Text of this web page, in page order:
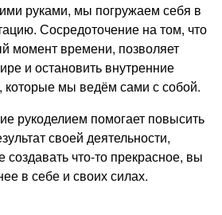
руками, мы погружаем себя в
Сосредоточение на том, что
момент времени, позволяет
и остановить внутренние
которые мы ведём сами с собой.
рукоделием помогает повысить
своей деятельности,
создавать что-то прекрасное, вы
в себе и своих силах.